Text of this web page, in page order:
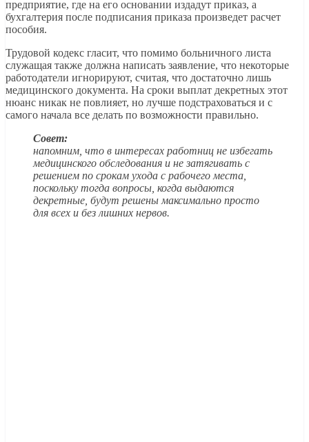
предприятие, где на его основании издадут приказ, а
бухгалтерия после подписания приказа произведет расчет
пособия.
Трудовой кодекс гласит, что помимо больничного листа
служащая также должна написать заявление, что некоторые
работодатели игнорируют, считая, что достаточно лишь
медицинского документа. На сроки выплат декретных этот
нюанс никак не повлияет, но лучше подстраховаться и с
самого начала все делать по возможности правильно.
Совет:
напомним, что в интересах работниц не избегать
медицинского обследования и не затягивать с
решением по срокам ухода с рабочего места,
поскольку тогда вопросы, когда выдаются
декретные, будут решены максимально просто
для всех и без лишних нервов.